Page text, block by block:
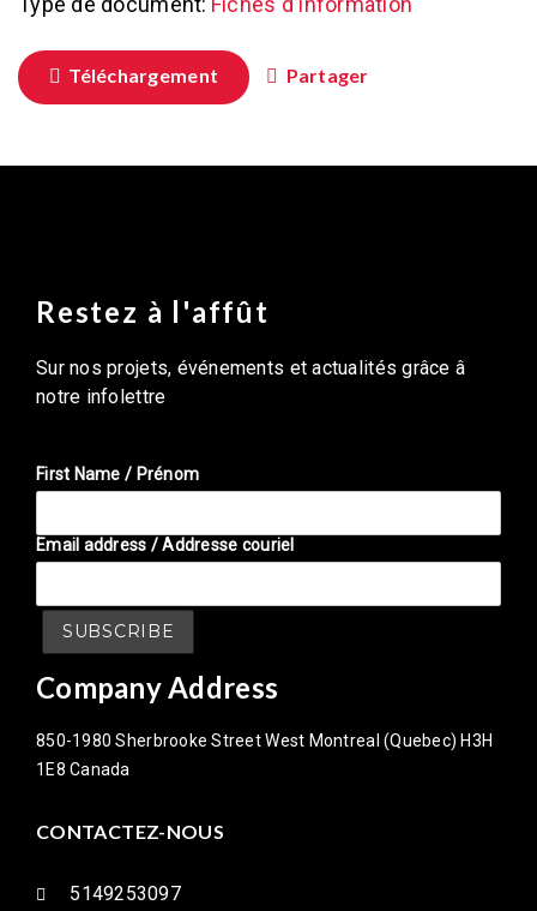
Téléchargement Partager
Restez à l'affût
Sur nos projets, événements et actualités grâce â
notre infolettre
First Name / Prénom
Email address / Addresse couriel
Company Address
850-1980 Sherbrooke Street West Montreal (Quebec) H3H
1E8 Canada
CONTACTEZ-NOUS
5149253097